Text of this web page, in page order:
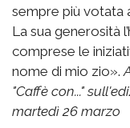
sempre più votata
La sua generosità
comprese le
nome di mio zio».
"Caffè con..."
martedì 26 marzo